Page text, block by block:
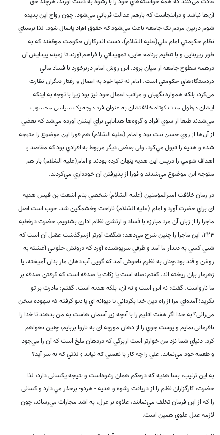
آن‌ها نباشد و دراينجاست که بازهم عدالت قرباني مي‌شود. چون رواج اين پديده
شوم دربين مردم يک جامعه باعث مي‌شود که حقوق افراد پايمال شود. لذا برمبناي
نظام حکومتي امام علي(علیه السّلام)، دست اندرکاران حکومت موظفند که به
طور زيربنايي و با تنظيم برنامه هايي، تمهيداتي را فراهم آورند تا زمينه پيدايش آن
درهمه سطوح جامعه از ميان برود. اين روش امام دربرخورد با فساد مالي
دردستگاه‌هاي حکومتي است. امام نه تنها خود به اعمال و رفتار ديگران نظارت
مي‌کرد، بلکه همواره نگهبان و مراقب اعمال خود نيز بود زيرا با توجه به اينکه
ايشان درطول مدت کوتاه خلافتشان به عنوان فرد درجه يک سياسي محسوب
مي‌شدند طبعا از سوي افراد و گروه‌ها هدايايي براي ايشان آورده مي‌شد که بعضي
از آن‌ها از روي حسن نيت بود و امام (علیه السّلام) هم فورا اين موضوع را متوجه
شده و هديه را قبول مي‌کرد. ولي بعضي ديگر مربوط به افرادي بود که مقاصد و
اهداف شومي را درپس اين هديه پنهان کرده بودند و امام(علیه السّلام) باز هم
متوجه اين موضوع مي‌شدند و فورا از پذيرفتن آن خودداري مي‌کردند.
در زمان خلافت اميرالمؤمنين (علیه السّلام) شخصي بنام اشعث بن فيس هديه
اي براي حضرت آورد و امام (علیه السّلام) ناراحت وخشمگين شد. خوب است اصل
ماجرا را از زبان آن مرد مبارزه با فساد و ارتشاي نظام اداري بشنويم. حضرت درخطبه
224، اين ماجرا را چنين شرح مي‌دهد: شگفت آورتر ازسرگذشت عقيل آن است که
شبي کسي به ديدار ما آمد و ظرفي سرپوشيده آورد که درونش حلوايي آغشته به
روغن و قند بود.چنان به نظرم ناخوش آمد که گويي آب دهان مار بدان آميخته، يا
زهرمار برآن ريخته اند. گفتم:صله است يا زکات يا صدقه است که گرفتن صدقه بر
ما نارواست. گفت: نه اين است و نه آن، بلکه هديه است. گفتم: مادرت بر تو
بگريد! آمده‌اي مرا از راه دين خدا بگرداني يا ديوانه اي يا ديو گرفته که بيهوده سخن
مي‌راني؟ به خدا اگر هفت اقليم را با آنچه زير آسمان هاست به من بدهند تا خدا را
نافرماني نمايم و پوست جوي را از دهان مورچه اي به ناروا بربايم، چنين نخواهم
کرد. دنياي شما نزد من خوارتر است ازبرگي که دردهان ملخ است که آن را مي‌جود
و طعمه خود مي‌نمايد. علي را چه کار با نعمتي که نپايد و لذتي که به سر آيد؟
به اين ترتيب، بسا هديه که درحکم همان رشوه‌است و نتيجه يکساني دارد، لذا
حضرت، کارگزاران نظام را از دريافت رشوه و هديه - هردو- برحذر مي دارد و کساني
را که از اين فرمان تخلف مي‌نمايند، علاوه بر عزل، به اشد مجازات مي‌رساند، چون
لازمه عدل علوي همين است.